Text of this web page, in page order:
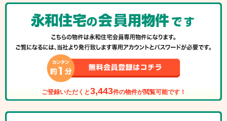
ご登録いただくと3,443件の物件が閲覧可能です！